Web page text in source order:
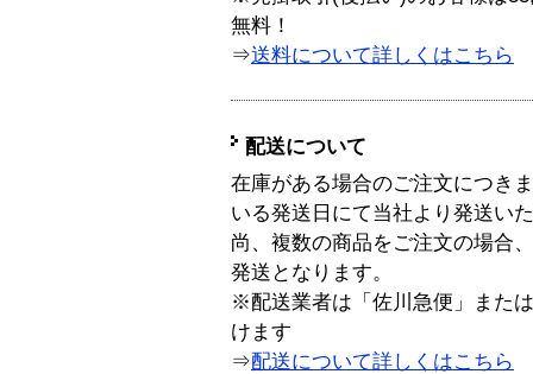
無料！
⇒送料について詳しくはこちら
配送について
在庫がある場合のご注文につき
いる発送日にて当社より発送い
尚、複数の商品をご注文の場合
発送となります。
※配送業者は「佐川急便」また
けます
⇒配送について詳しくはこちら